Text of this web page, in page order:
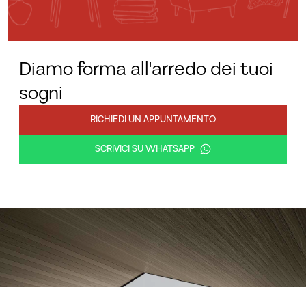
Diamo forma all'arredo dei tuoi
sogni
RICHIEDI UN APPUNTAMENTO
SCRIVICI SU WHATSAPP